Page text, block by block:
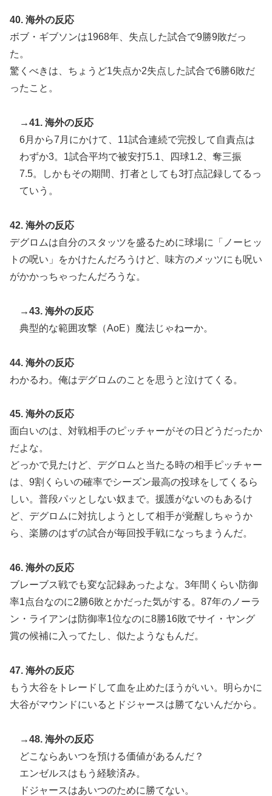
40. 海外の反応
ボブ・ギブソンは1968年、失点した試合で9勝9敗だっ
た。
驚くべきは、ちょうど1失点か2失点した試合で6勝6敗だ
ったこと。
→41. 海外の反応
6月から7月にかけて、11試合連続で完投して自責点は
わずか3。1試合平均で被安打5.1、四球1.2、奪三振
7.5。しかもその期間、打者としても3打点記録してるっ
ていう。
42. 海外の反応
デグロムは自分のスタッツを盛るために球場に「ノーヒッ
トの呪い」をかけたんだろうけど、味方のメッツにも呪い
がかかっちゃったんだろうな。
→43. 海外の反応
典型的な範囲攻撃（AoE）魔法じゃねーか。
44. 海外の反応
わかるわ。俺はデグロムのことを思うと泣けてくる。
45. 海外の反応
面白いのは、対戦相手のピッチャーがその日どうだったか
だよな。
どっかで見たけど、デグロムと当たる時の相手ピッチャー
は、9割くらいの確率でシーズン最高の投球をしてくるら
しい。普段パッとしない奴まで。援護がないのもあるけ
ど、デグロムに対抗しようとして相手が覚醒しちゃうか
ら、楽勝のはずの試合が毎回投手戦になっちまうんだ。
46. 海外の反応
ブレーブス戦でも変な記録あったよな。3年間くらい防御
率1点台なのに2勝6敗とかだった気がする。87年のノーラ
ン・ライアンは防御率1位なのに8勝16敗でサイ・ヤング
賞の候補に入ってたし、似たようなもんだ。
47. 海外の反応
もう大谷をトレードして血を止めたほうがいい。明らかに
大谷がマウンドにいるとドジャースは勝てないんだから。
→48. 海外の反応
どこならあいつを預ける価値があるんだ？
エンゼルスはもう経験済み。
ドジャースはあいつのために勝てない。